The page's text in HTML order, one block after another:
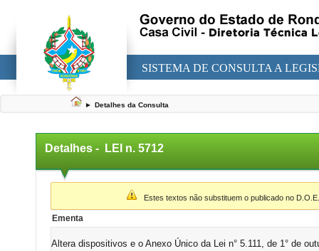
SISTEMA DE CONSULTA A
► Detalhes da Consulta
Detalhes - LEI n. 5712
▼
Estes textos não substituem o publicado no
Ementa
Altera dispositivos e o Anexo Único da Lei n° 5.111, de 1° de